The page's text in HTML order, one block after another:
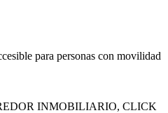
para personas con movilidad
INMOBILIARIO, CLICK